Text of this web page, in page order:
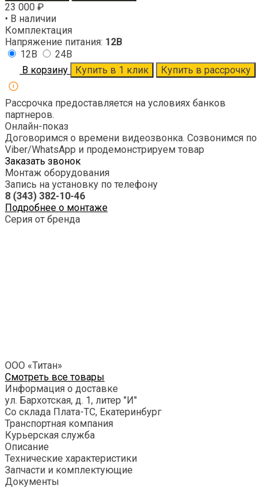
23 000 ₽
• В наличии
Комплектация
Напряжение питания: 12В
12В
24В
В корзину
Купить в 1 клик Купить в рассрочку
Рассрочка предоставляется на условиях банков
партнеров.
Онлайн-показ
Договоримся о времени видеозвонка. Созвонимся по
Viber/WhatsApp и продемонстрируем товар
Заказать звонок
Монтаж оборудования
Запись на установку по телефону
8 (343) 382-10-46
Подробнее о монтаже
Серия от бренда
ООО «Титан»
Смотреть все товары
Информация о доставке
ул. Бархотская, д. 1, литер "И"
Со склада Плата-ТС, Екатеринбург
Транспортная компания
Курьерская служба
Описание
Технические характеристики
Запчасти и комплектующие
Документы